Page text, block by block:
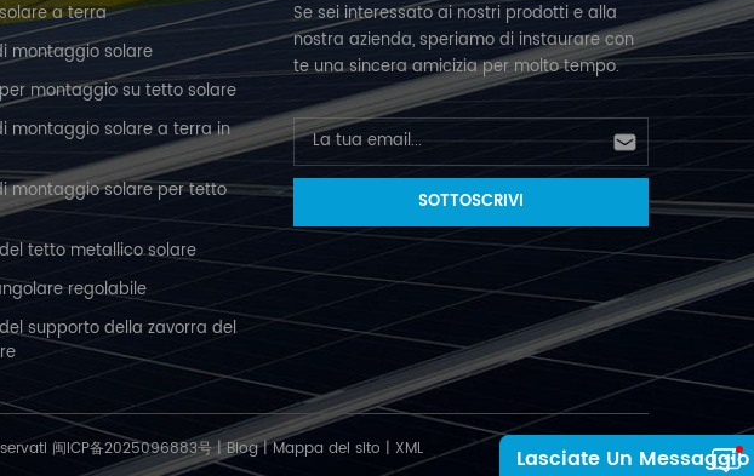
a terra
montaggio solare
montaggio su tetto solare
montaggio solare a terra in
montaggio solare per tetto
tetto metallico solare
regolabile
supporto della zavorra del
Se sei interessato ai nostri prodotti e alla
nostra azienda, speriamo di instaurare con
te una sincera amicizia per molto tempo.
闽ICP备2025096883号|Blog|Mappa del sito | XML Lasciate Un Messaggio